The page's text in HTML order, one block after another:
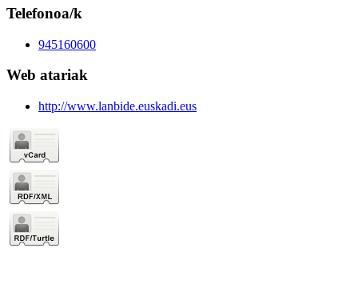
Telefonoa/k
945160600
Web atariak
http://www.lanbide.euskadi.eus